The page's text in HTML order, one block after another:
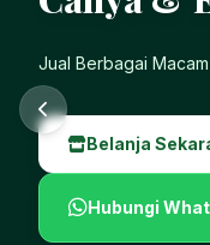
Murah, Mudah,
Belanja
Hubungi